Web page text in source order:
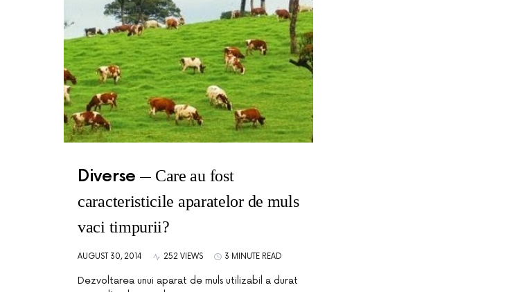
Diverse
Care au fost
caracteristicile aparatelor de muls
vaci timpurii?
AUGUST 30, 2014 252 VIEWS 3 MINUTE READ
Dezvoltarea unui aparat de muls utilizabil a durat